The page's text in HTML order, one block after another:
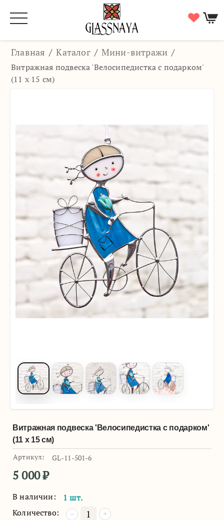
Главная / Каталог / Мини-витражи /
Витражная подвеска 'Велосипедистка с подарком'
(11 х 15 см)
Витражная подвеска 'Велосипедистка с подарком'
(11 х 15 см)
Артикул: GL-11-501-6
5 000₽
В наличии:
1 шт.
Количество:
+
−